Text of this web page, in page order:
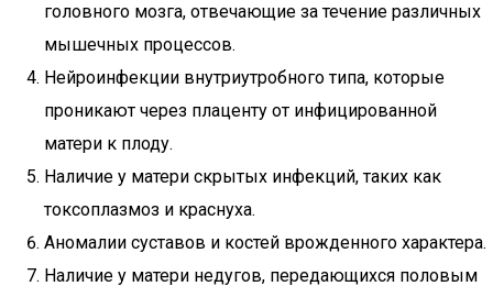
головного мозга, отвечающие за течение различных
мышечных процессов.
Нейроинфекции внутриутробного типа, которые
проникают через плаценту от инфицированной
матери к плоду.
Наличие у матери скрытых инфекций, таких как
токсоплазмоз и краснуха.
Аномалии суставов и костей врожденного характера.
Наличие у матери недугов, передающихся половым